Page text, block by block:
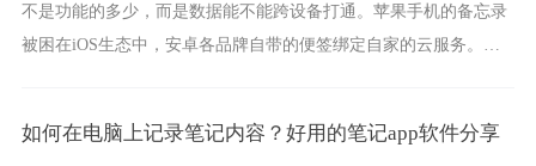
不是功能的多少，而是数据能不能跨设备打通。苹果手机的备忘录
被困在iOS生态中，安卓各品牌自带的便签绑定自家的云服务。而
如何在电脑上记录笔记内容？好用的笔记app软件分享